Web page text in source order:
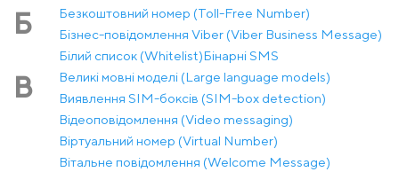
Б
Безкоштовний номер (Toll-Free Number)
Бізнес-повідомлення Viber (Viber Business Message)
Білий список (Whitelist)Бінарні SMS
В
Великі мовні моделі (Large language models)
Виявлення SIM-боксів (SIM-box detection)
Відеоповідомлення (Video messaging)
Віртуальний номер (Virtual Number)
Вітальне повідомлення (Welcome Message)